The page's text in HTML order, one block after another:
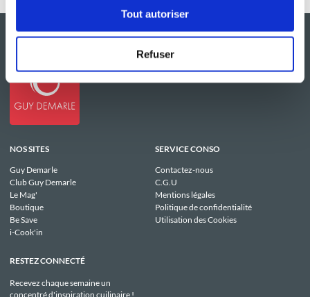
Tout autoriser
Refuser
NOS SITES
Guy Demarle
Club Guy Demarle
Le Mag'
Boutique
Be Save
i-Cook'in
SERVICE CONSO
Contactez-nous
C.G.U
Mentions légales
Politique de confidentialité
Utilisation des Cookies
RESTEZ CONNECTÉ
Recevez chaque semaine un
concentré d'inspiration cuilinaire !